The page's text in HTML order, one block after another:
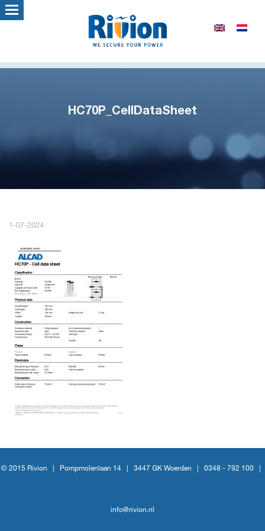
HC70P_CellDataSheet
1-07-2024
© 2015 Rivion | Pompmolenlaan 14 3447 GK Woerden 0348 - 792 100
info@rivion.nl